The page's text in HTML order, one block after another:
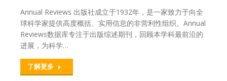
Annual Reviews 出版社成立于1932年，是一家致力于向全
球科学家提供高度概括、实用信息的非营利性组织。Annual
Reviews数据库专注于出版综述期刊，回顾本学科最前沿的
进展，为科学…
了解更多